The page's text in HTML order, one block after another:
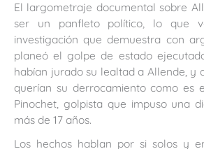
El largometraje documental sobre
ser un panfleto político, lo que
investigación que demuestra con
planeó el golpe de estado
habían jurado su lealtad a Allende, y
querían su derrocamiento como es
Pinochet, golpista que impuso una
más de 17 años.
Los hechos hablan por si solos y